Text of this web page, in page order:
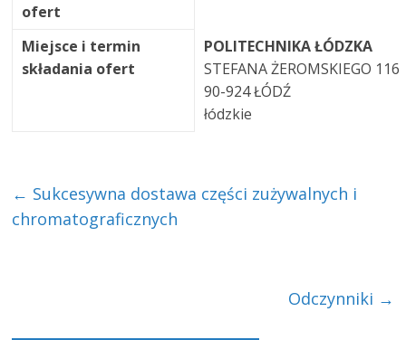
ofert
Miejsce i termin
składania ofert
POLITECHNIKA ŁÓDZKA
STEFANA ŻEROMSKIEGO 116
90-924 ŁÓDŹ
łódzkie
← Sukcesywna dostawa części zużywalnych i
chromatograficznych
Odczynniki →